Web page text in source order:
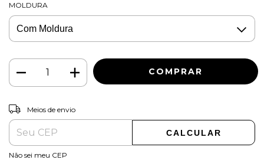
MOLDURA
Entregas para o CEP:
Meios de envio
CALCULAR
Não sei meu CEP